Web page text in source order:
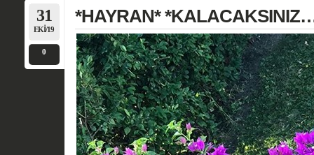
31
EKI/19
0
*HAYRAN*